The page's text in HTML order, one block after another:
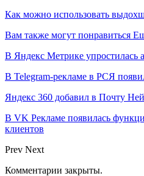
Как можно использовать
Вам также могут понравиться
В Яндекс Метрике упростилась
В Telegram-рекламе в РСЯ
Яндекс 360 добавил в Почту
В VK Рекламе появилась
клиентов
Prev Next
Комментарии закрыты.